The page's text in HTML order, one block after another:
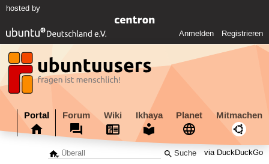
hosted by
Anmelden Registrieren
Portal Forum Wiki Ikhaya Planet Mitmachen
via DuckDuckGo